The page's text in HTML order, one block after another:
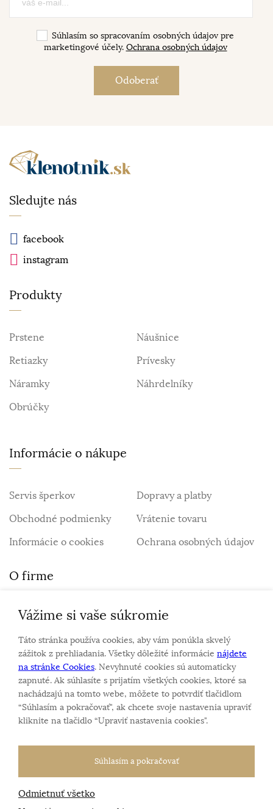
Súhlasím so spracovaním osobných údajov pre
marketingové účely. Ochrana osobných údajov
Sledujte nás
facebook
instagram
Produkty
Prstene
Náušnice
Retiazky
Prívesky
Náramky
Náhrdelníky
Obrúčky
Informácie o nákupe
Servis šperkov
Dopravy a platby
Obchodné podmienky
Vrátenie tovaru
Informácie o cookies
Ochrana osobných údajov
O firme
Personalizovaný šperk
O nás
Kontakt
Sme rodinná firma a zameriavame sa na predaj hodiniek
a šperkov od roku 1994.
Pozrite sa na naše ďaľšie web stránky.
Všetky práva vyhradené
Vážime si vaše súkromie
Táto stránka používa cookies, aby vám ponúkla skvelý
zážitok z prehliadania. Všetky dôležité informácie nájdete
na stránke Cookies. Nevyhnuté cookies sú automaticky
zapnuté. Ak súhlasíte s prijatím všetkých cookies, ktoré sa
nachádzajú na tomto webe, môžete to potvrdiť tlačidlom
“Súhlasím a pokračovať", ak chcete svoje nastavenia upraviť
kliknite na tlačidlo “Upraviť nastavenia cookies".
Súhlasím a pokračovať
Odmietnuť všetko